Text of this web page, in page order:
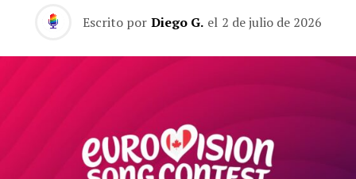
Escrito por Diego G. el 2 de julio de 2026